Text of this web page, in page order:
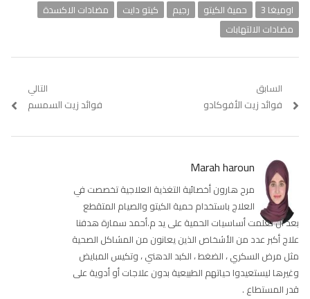
اوميغا 3
حمية الكيتو رجيم كيتو دايت
مضادات الاكسدة
مضادات الالتهابات
تصفّح
المقالات
السابق
Previous
فوائد زيت الأفوكادو
التالي
Next
فوائد زيت السمسم
Marah haroun
مرح هارون أخصائية التغذية العلاجية تخصصت في
العلاج باستخدام حمية الكيتو والصيام المتقطع
بعد أن تعلمت أساسيات الحمية على يد م.أحمد سمارة هدفنا
علاج أكبر عدد من الأشخاص الذين يعانون من المشاكل الصحية
مثل مرض السكري ، الضغط ، الكبد الدهني ، وتكيس المبايض
وغيرها ليستعيدوا حياتهم الطبيعية بدون علاجات أو أدوية على
قدر المستطاع .